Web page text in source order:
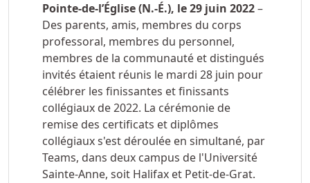
Pointe-de-l’Église (N.-É.), le29 juin 2022–
Des parents, amis, membres du corps
professoral, membres du personnel,
membres de la communauté et distingués
invités étaient réunis le mardi 28 juin pour
célébrer les finissantes et finissants
collégiaux de 2022. La cérémonie de
remise des certificats et diplômes
collégiaux s'est déroulée en simultané, par
Teams, dans deux campus de l'Université
Sainte-Anne, soit Halifax et Petit-de-Grat.